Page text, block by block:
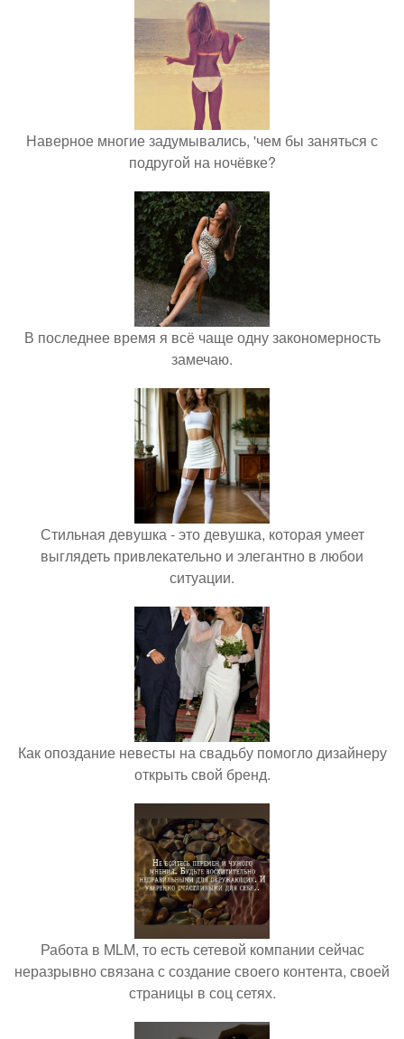
Наверное многие задумывались, 'чем бы заняться с
подругой на ночёвке?
В последнее время я всё чаще одну закономерность
замечаю.
Стильная девушка - это девушка, которая умеет
выглядеть привлекательно и элегантно в любои
ситуации.
Как опоздание невесты на свадьбу помогло дизайнеру
открыть свой бренд.
Работа в MLM, то есть сетевой компании сейчас
неразрывно связана с создание своего контента, своей
страницы в соц сетях.